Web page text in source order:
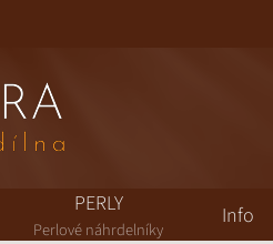
PERLY
Perlové náhrdelníky
Info